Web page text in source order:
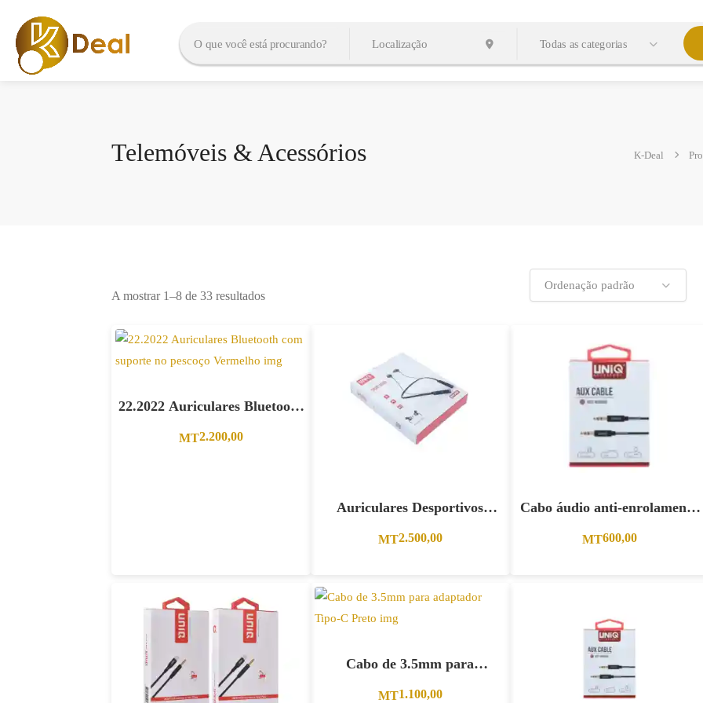
Todas as categorias
Telemóveis & Acessórios K-Deal
A mostrar 1–8 de 33 resultados
Ordenação padrão
22.2022 Auriculares Bluetooth
MT2.200,00
Auriculares Desportivos
MT2.500,00
Cabo áudio anti-enrolamento
MT600,00
Cabo de 3.5mm para
MT1.100,00